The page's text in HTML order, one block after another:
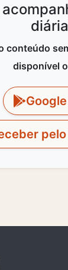
conteúdo
disponível